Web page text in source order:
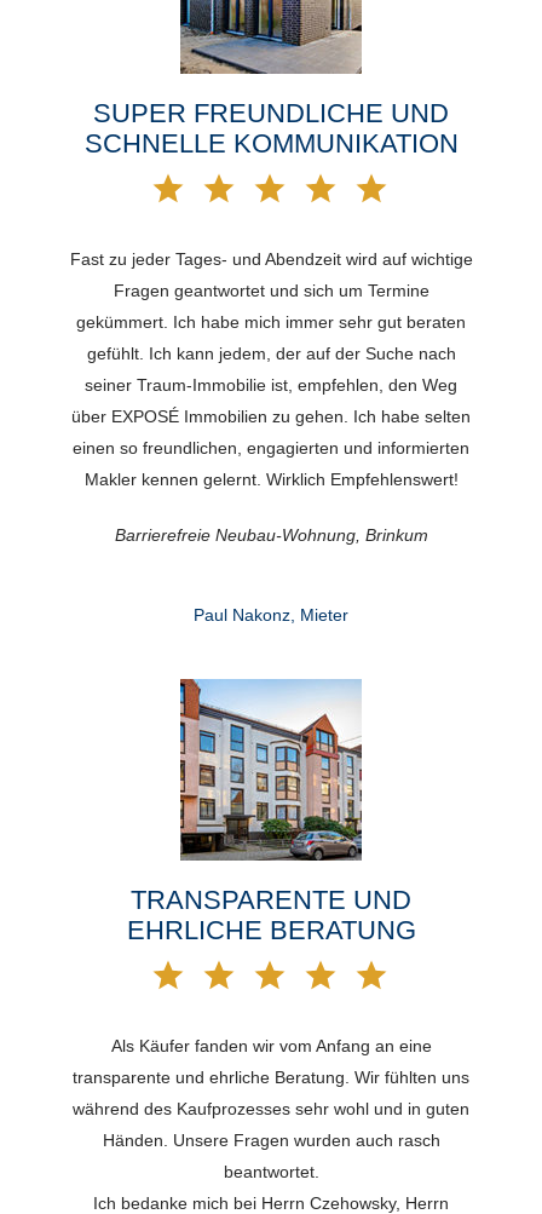
SUPER FREUNDLICHE UND
SCHNELLE KOMMUNIKATION
Fast zu jeder Tages- und Abendzeit wird auf wichtige
Fragen geantwortet und sich um Termine
gekümmert. Ich habe mich immer sehr gut beraten
gefühlt. Ich kann jedem, der auf der Suche nach
seiner Traum-Immobilie ist, empfehlen, den Weg
über EXPOSÉ Immobilien zu gehen. Ich habe selten
einen so freundlichen, engagierten und informierten
Makler kennen gelernt. Wirklich Empfehlenswert!
Barrierefreie Neubau-Wohnung, Brinkum
Paul Nakonz, Mieter
TRANSPARENTE UND
EHRLICHE BERATUNG
Als Käufer fanden wir vom Anfang an eine
transparente und ehrliche Beratung. Wir fühlten uns
während des Kaufprozesses sehr wohl und in guten
Händen. Unsere Fragen wurden auch rasch
beantwortet.
Ich bedanke mich bei Herrn Czehowsky, Herrn